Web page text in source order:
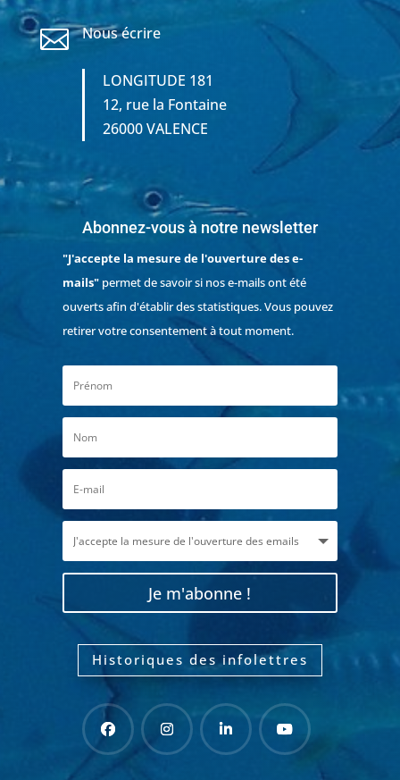
 Nous écrire
LONGITUDE 181
12, rue la Fontaine
26000 VALENCE
Abonnez-vous à notre newsletter
"J'accepte la mesure de l'ouverture des e-
mails"permet de savoir si nos e-mails ont été
ouverts afin d'établir des statistiques. Vous pouvez
retirer votre consentement à tout moment.
Je m'abonne !
Historiques des infolettres